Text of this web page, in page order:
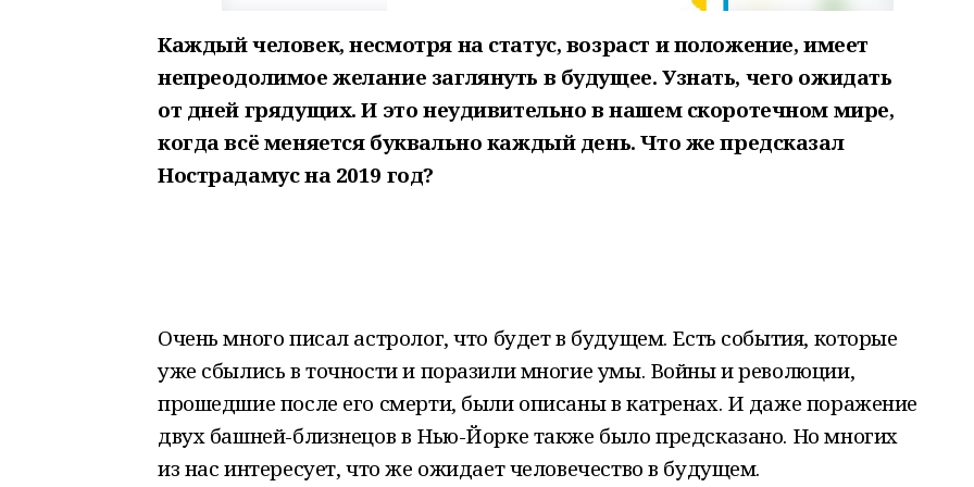
Каждый человек, несмотря на статус, возраст и положение, имеет
непреодолимое желание заглянуть в будущее. Узнать, чего ожидать
от дней грядущих. И это неудивительно в нашем скоротечном мире,
когда всё меняется буквально каждый день. Что же предсказал
Нострадамус на 2019 год?
Очень много писал астролог, что будет в будущем. Есть события, которые
уже сбылись в точности и поразили многие умы. Войны и революции,
прошедшие после его смерти, были описаны в катренах. И даже поражение
двух башней-близнецов в Нью-Йорке также было предсказано. Но многих
из нас интересует, что же ожидает человечество в будущем.